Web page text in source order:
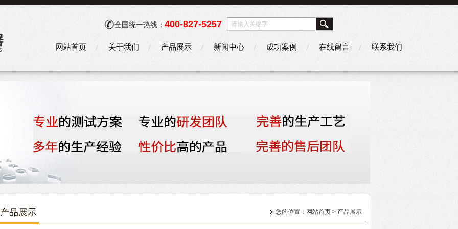
全国统一热线： 400-827-5257
网站首页 关于我们 产品展示 新闻中心 成功案例 在线留言 联系我们
产品展示 您的位置： 网站首页 > 产品展示